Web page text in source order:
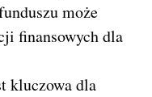
może
finansowych dla
kluczowa dla